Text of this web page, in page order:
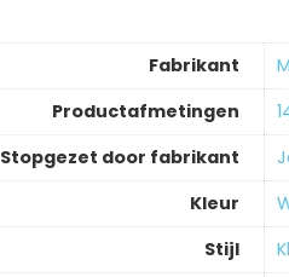
Fabrikant
Productafmetingen
Stopgezet door fabrikant
Kleur
Stijl